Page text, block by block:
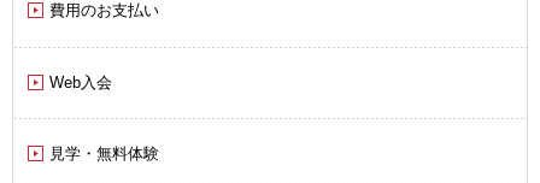
費用のお支払い
Web入会
見学・無料体験